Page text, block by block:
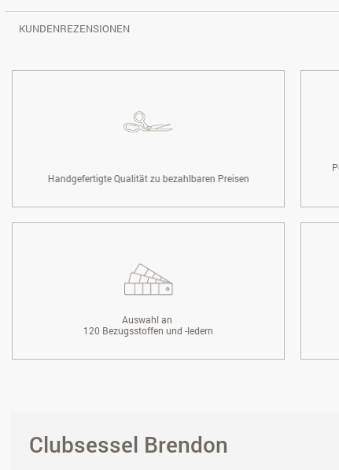
KUNDENREZENSIONEN
Handgefertigte Qualität zu bezahlbaren Preisen
Auswahl an
120 Bezugsstoffen und -ledern
Clubsessel Brendon